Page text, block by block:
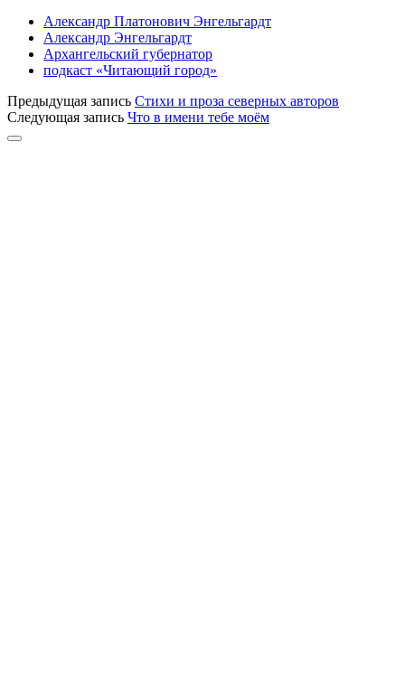
Александр Платонович Энгельгардт
Александр Энгельгардт
Архангельский губернатор
подкаст «Читающий город»
Предыдущая запись Стихи и проза северных авторов
Следующая запись Что в имени тебе моём
Прокрутка